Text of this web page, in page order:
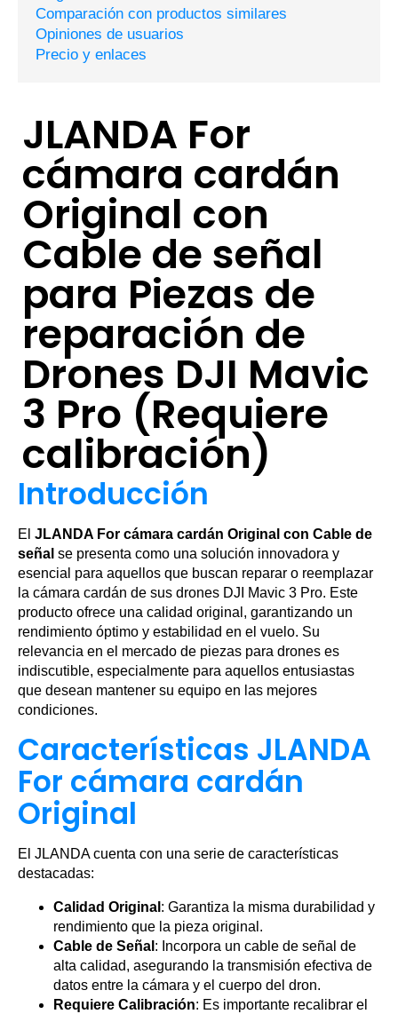
Comparación con productos similares
Opiniones de usuarios
Precio y enlaces
JLANDA For
cámara cardán
Original con
Cable de señal
para Piezas de
reparación de
Drones DJI Mavic
3 Pro (Requiere
calibración)
Introducción
El JLANDA For cámara cardán Original con Cable de
señal se presenta como una solución innovadora y
esencial para aquellos que buscan reparar o reemplazar
la cámara cardán de sus drones DJI Mavic 3 Pro. Este
producto ofrece una calidad original, garantizando un
rendimiento óptimo y estabilidad en el vuelo. Su
relevancia en el mercado de piezas para drones es
indiscutible, especialmente para aquellos entusiastas
que desean mantener su equipo en las mejores
condiciones.
Características JLANDA
For cámara cardán
Original
El JLANDA cuenta con una serie de características
destacadas:
Calidad Original : Garantiza la misma durabilidad y
rendimiento que la pieza original.
Cable de Señal : Incorpora un cable de señal de
alta calidad, asegurando la transmisión efectiva de
datos entre la cámara y el cuerpo del dron.
Requiere Calibración: Es importante recalibrar el